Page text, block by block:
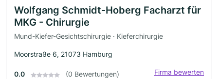
Wolfgang Schmidt-Hoberg Facharzt für
MKG - Chirurgie
Mund-Kiefer-Gesichtschirurgie · Kieferchirurgie
Moorstraße 6, 21073 Hamburg
0.0 (0 Bewertungen) Firma bewerten